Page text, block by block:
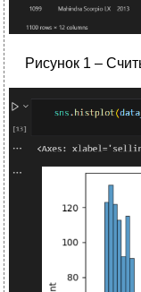
Рисунок 1 –